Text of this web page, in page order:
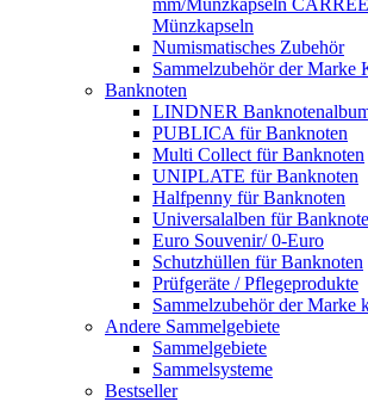
mm/Münzkapseln
Münzkapseln
Numismatisches Zubehör
Sammelzubehör der Marke
Banknoten
LINDNER
PUBLICA für Banknoten
Multi Collect für Banknoten
UNIPLATE für Banknoten
Halfpenny für Banknoten
Universalalben für
Euro Souvenir/ 0-Euro
Schutzhüllen für Banknoten
Prüfgeräte / Pflegeprodukte
Sammelzubehör der Marke
Andere Sammelgebiete
Sammelgebiete
Sammelsysteme
Bestseller